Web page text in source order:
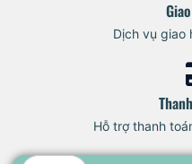
Dịch vụ giao
Hỗ trợ thanh